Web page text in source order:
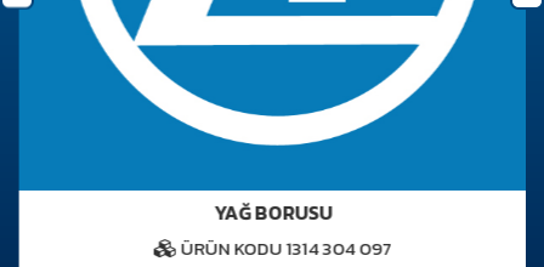
YAĞ BORUSU
ÜRÜN KODU 1314 304 097